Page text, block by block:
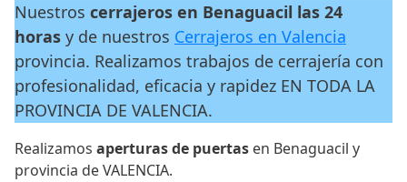
Nuestros cerrajeros en Benaguacil las 24
horas y de nuestros Cerrajeros en Valencia
provincia. Realizamos trabajos de cerrajería con
profesionalidad, eficacia y rapidez EN TODA LA
PROVINCIA DE VALENCIA.
Realizamos aperturas de puertas en Benaguacil y
provincia de VALENCIA.